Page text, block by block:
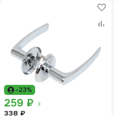
-23%
259 ₽
338 ₽